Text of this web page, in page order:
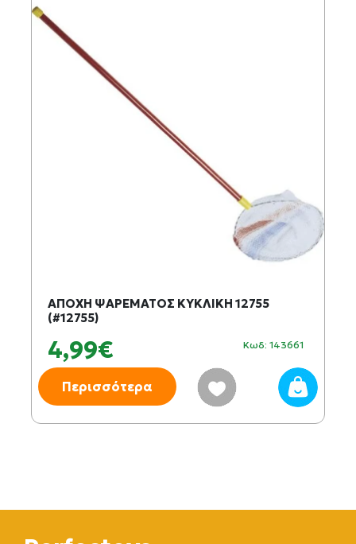
ΑΠΟΧΗ ΨΑΡΕΜΑΤΟΣ ΚΥΚΛΙΚΗ 12755
(#12755)
4,99€ Κωδ: 143661
Περισσότερα